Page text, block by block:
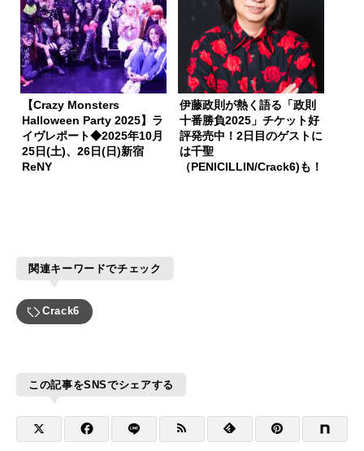
【Crazy Monsters
Halloween Party 2025】ラ
イヴレポート◆2025年10月
25日(土)、26日(日)新宿
ReNY
伊藤政則が熱く語る「政則
十番勝負2025」チケット好
評発売中！2日目のゲストに
は千聖
（PENICILLIN/Crack6)も！
関連キーワードでチェック
Crack6
この記事をSNSでシェアする